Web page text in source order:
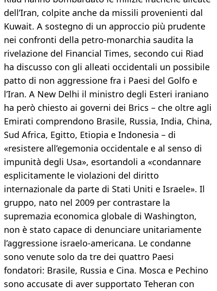
dell’Iran, colpite anche da missili provenienti dal
Kuwait. A sostegno di un approccio più prudente
nei confronti della petro-monarchia saudita la
rivelazione del Financial Times, secondo cui Riad
ha discusso con gli alleati occidentali un possibile
patto di non aggressione fra i Paesi del Golfo e
l’Iran. A New Delhi il ministro degli Esteri iraniano
ha però chiesto ai governi dei Brics – che oltre agli
Emirati comprendono Brasile, Russia, India, China,
Sud Africa, Egitto, Etiopia e Indonesia – di
«resistere all’egemonia occidentale e al senso di
impunità degli Usa», esortandoli a «condannare
esplicitamente le violazioni del diritto
internazionale da parte di Stati Uniti e Israele». Il
gruppo, nato nel 2009 per contrastare la
supremazia economica globale di Washington,
non è stato capace di denunciare unitariamente
l’aggressione israelo-americana. Le condanne
sono venute solo da tre dei quattro Paesi
fondatori: Brasile, Russia e Cina. Mosca e Pechino
sono accusate di aver supportato Teheran con